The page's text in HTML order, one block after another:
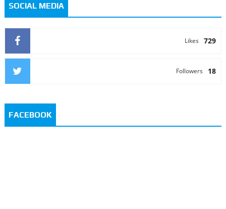
SOCIAL MEDIA
729
Likes
18
Followers
FACEBOOK